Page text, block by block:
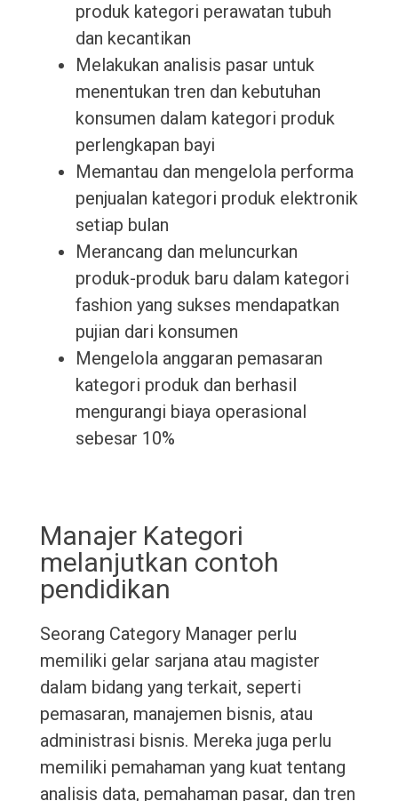
produk kategori perawatan tubuh
dan kecantikan
Melakukan analisis pasar untuk
menentukan tren dan kebutuhan
konsumen dalam kategori produk
perlengkapan bayi
Memantau dan mengelola performa
penjualan kategori produk elektronik
setiap bulan
Merancang dan meluncurkan
produk-produk baru dalam kategori
fashion yang sukses mendapatkan
pujian dari konsumen
Mengelola anggaran pemasaran
kategori produk dan berhasil
mengurangi biaya operasional
sebesar 10%
Manajer Kategori
melanjutkan contoh
pendidikan
Seorang Category Manager perlu
memiliki gelar sarjana atau magister
dalam bidang yang terkait, seperti
pemasaran, manajemen bisnis, atau
administrasi bisnis. Mereka juga perlu
memiliki pemahaman yang kuat tentang
analisis data, pemahaman pasar, dan tren